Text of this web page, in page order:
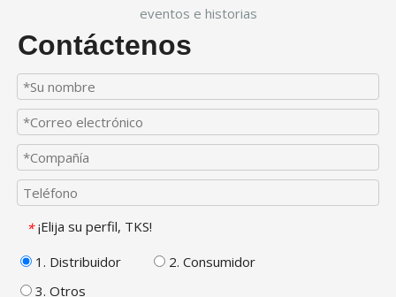
eventos e historias
Contáctenos
* ¡Elija su perfil, TKS!
1. Distribuidor
2. Consumidor
3. Otros